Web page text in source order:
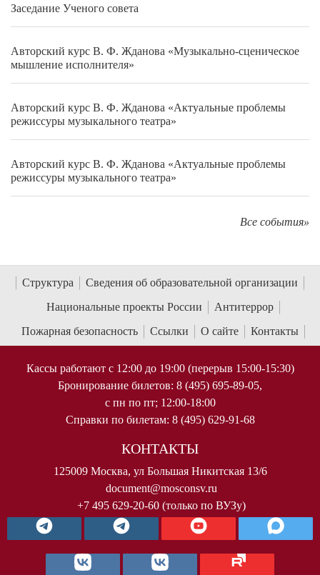
Заседание Ученого совета
Авторский курс В. Ф. Жданова «Музыкально-сценическое
мышление исполнителя»
Авторский курс В. Ф. Жданова «Актуальные проблемы
режиссуры музыкального театра»
Авторский курс В. Ф. Жданова «Актуальные проблемы
режиссуры музыкального театра»
Все события»
Структура
Сведения об образовательной организации
Национальные проекты России
Антитеррор
Пожарная безопасность
Ссылки О сайте Контакты
Кассы работают с 12:00 до 19:00 (перерыв 15:00-15:30)
Бронирование билетов: 8 (495) 695-89-05,
с пн по пт; 12:00-18:00
Справки по билетам: 8 (495) 629-91-68
КОНТАКТЫ
125009 Москва, ул Большая Никитская 13/6
document@mosconsv.ru
+7 495 629-20-60 (только по ВУЗу)